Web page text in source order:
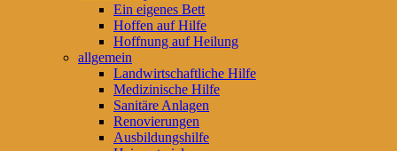
Ein eigenes Bett
Hoffen auf Hilfe
Hoffnung auf Heilung
allgemein
Landwirtschaftliche Hilfe
Medizinische Hilfe
Sanitäre Anlagen
Renovierungen
Ausbildungshilfe